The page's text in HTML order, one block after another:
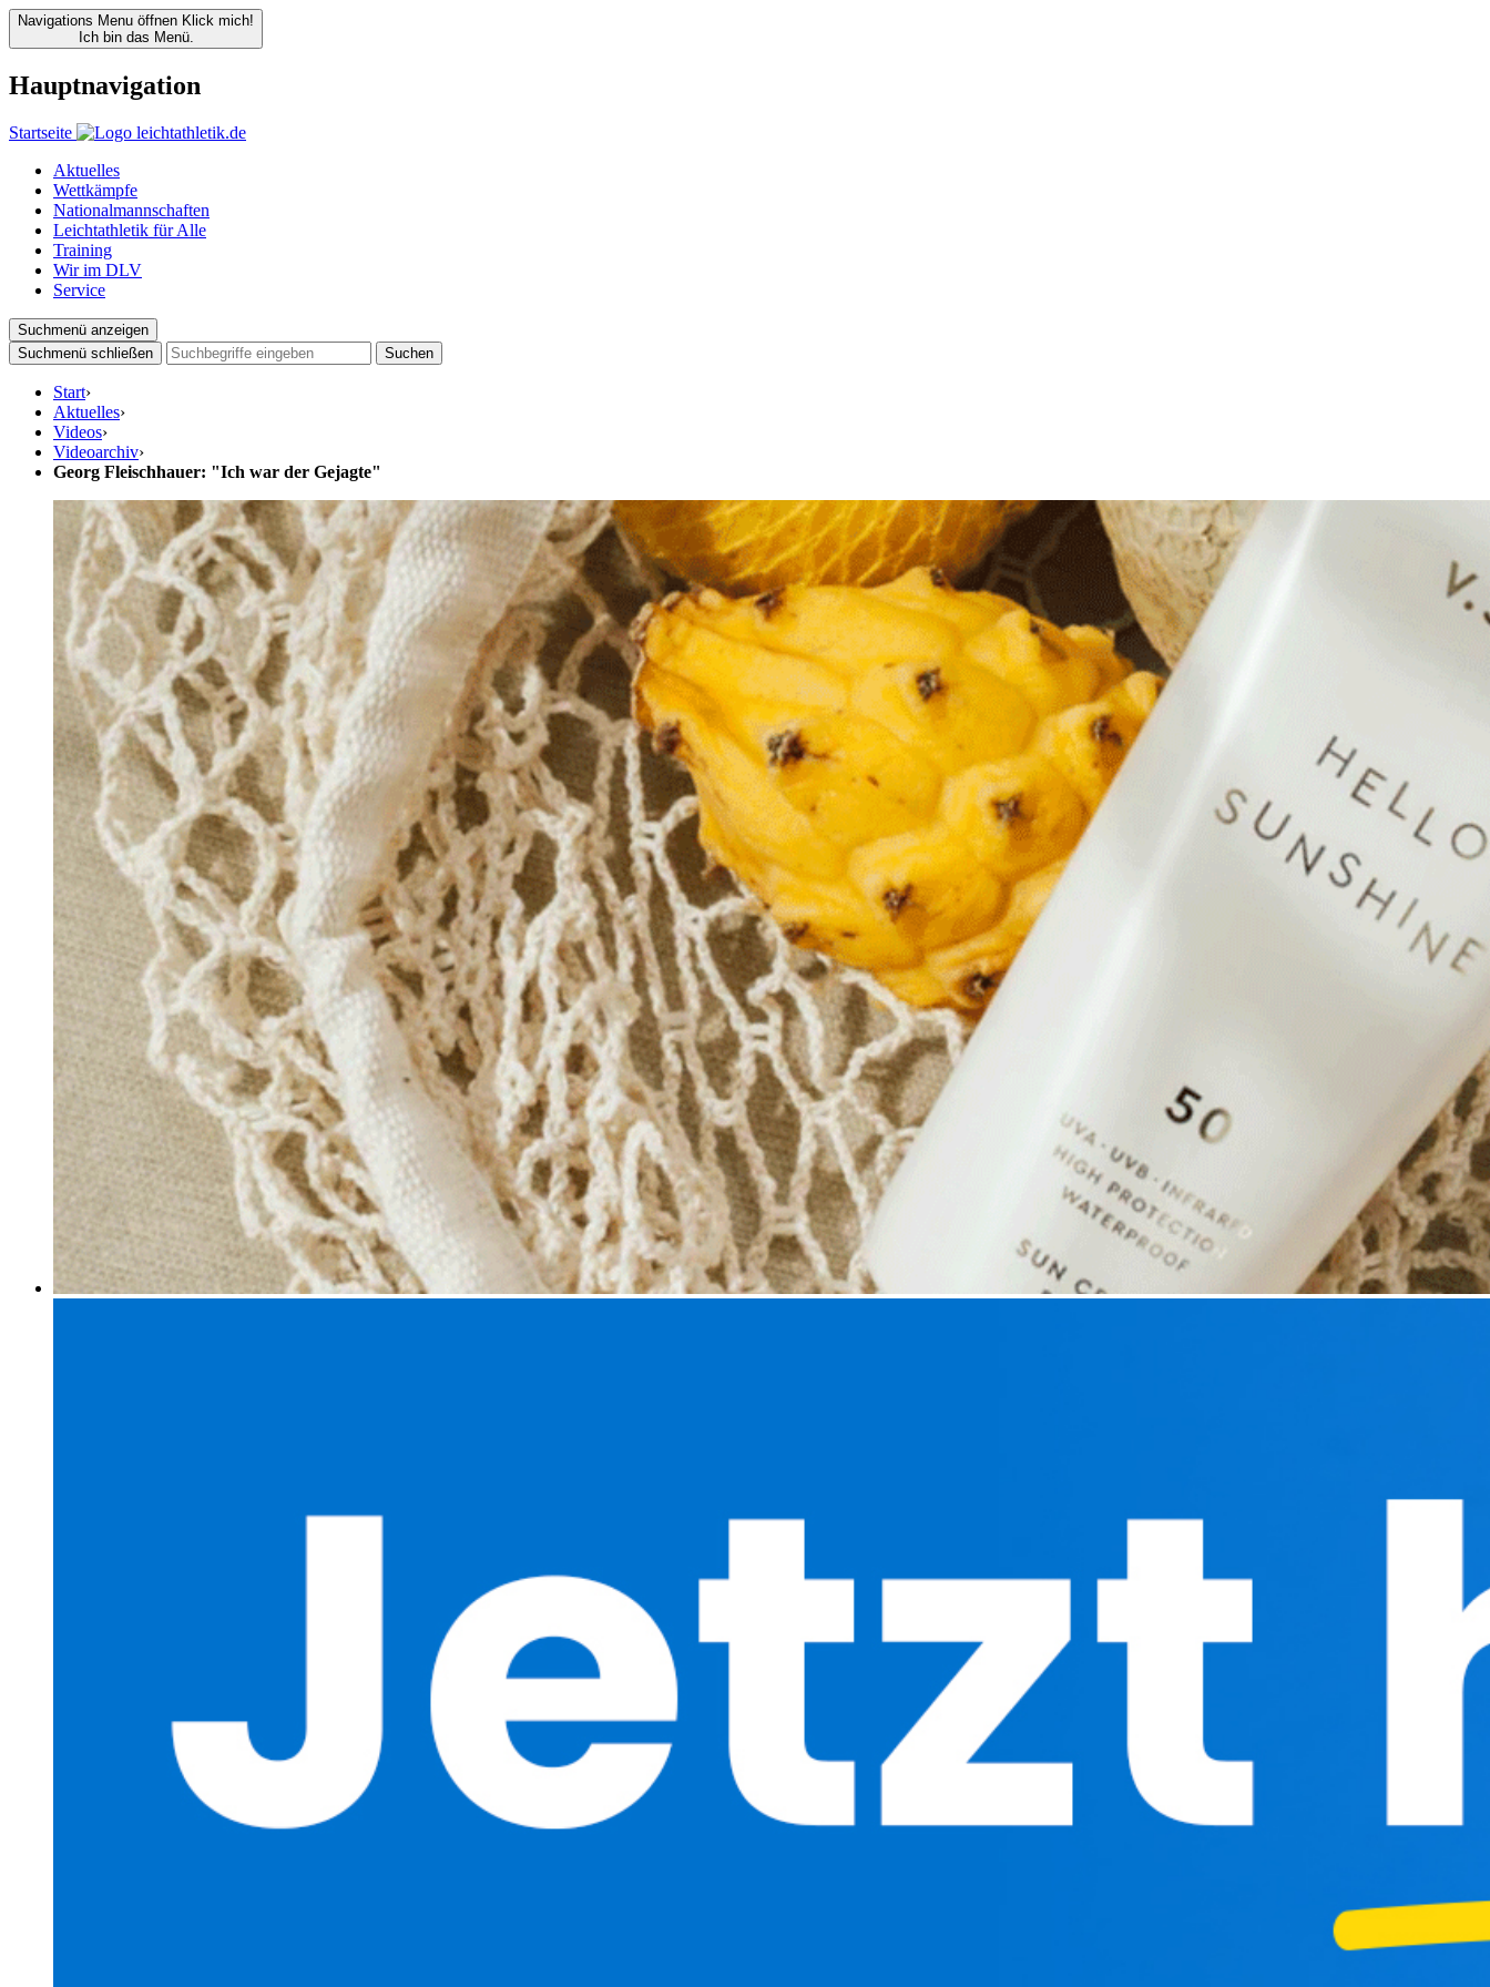
Navigations Menu öffnen Klick mich!
Ich bin das Menü.
Hauptnavigation
Startseite
Aktuelles
Wettkämpfe
Nationalmannschaften
Leichtathletik für Alle
Training
Wir im DLV
Service
Suchmenü anzeigen
Suchmenü schließen
Suchen
Start›
Aktuelles›
Videos›
Videoarchiv›
Georg Fleischhauer: "Ich war der Gejagte"